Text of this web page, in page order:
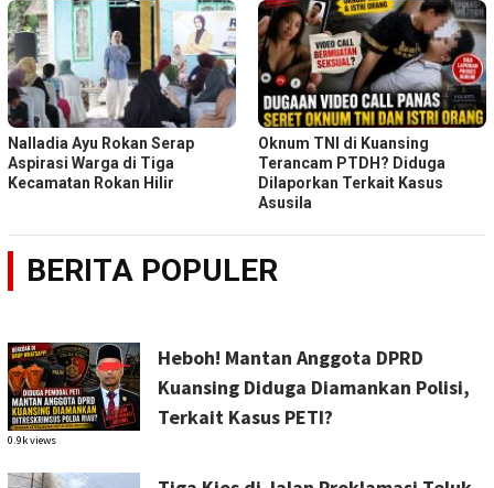
Nalladia Ayu Rokan Serap
Aspirasi Warga di Tiga
Kecamatan Rokan Hilir
Oknum TNI di Kuansing
Terancam PTDH? Diduga
Dilaporkan Terkait Kasus
Asusila
BERITA POPULER
Heboh! Mantan Anggota DPRD
Kuansing Diduga Diamankan Polisi,
Terkait Kasus PETI?
0.9k views